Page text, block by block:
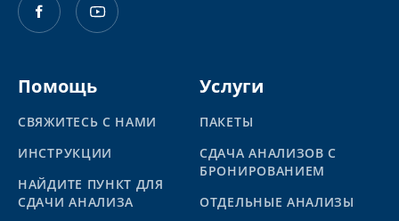
Помощь
СВЯЖИТЕСЬ С НАМИ
ИНСТРУКЦИИ
НАЙДИТЕ ПУНКТ ДЛЯ
СДАЧИ АНАЛИЗА
Услуги
ПАКЕТЫ
СДАЧА АНАЛИЗОВ С
БРОНИРОВАНИЕМ
ОТДЕЛЬНЫЕ АНАЛИЗЫ